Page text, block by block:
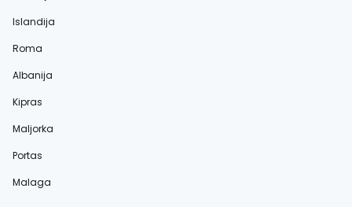
Islandija
Roma
Albanija
Kipras
Maljorka
Portas
Malaga